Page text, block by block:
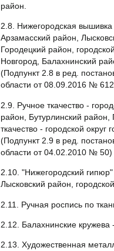
район.
2.8. Нижегородская вышивка
Арзамасский район,
Городецкий район,
Новгород, Балахнинский
(Подпункт 2.8 в ред.
области от 08.09.2016 №
2.9. Ручное ткачество -
район, Бутурлинский район,
ткачество - городской округ
(Подпункт 2.9 в ред.
области от 04.02.2010 № 50)
2.10. "Нижегородский
Лысковский район,
2.11. Ручная роспись по
2.12. Балахнинские
2.13. Художественная